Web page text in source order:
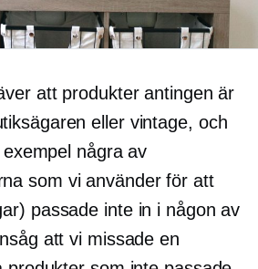
att produkter antingen är
eller vintage, och
några av
som vi använder för att
passade inte in i någon av
att vi missade en